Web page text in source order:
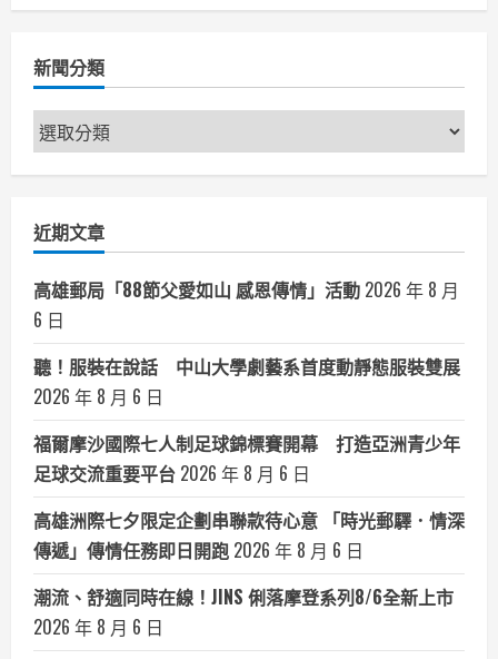
物
優
惠
一
檔
新聞分類
新
聞
近期文章
高雄郵局「88節父愛如山 感恩傳情」活動 2026 年 8 月
6 日
聽！服裝在說話 中山大學劇藝系首度動靜態服裝雙展
2026 年 8 月 6 日
福爾摩沙國際七人制足球錦標賽開幕 打造亞洲青少年
足球交流重要平台 2026 年 8 月 6 日
高雄洲際七夕限定企劃串聯款待心意 「時光郵驛．情深
傳遞」傳情任務即日開跑 2026 年 8 月 6 日
潮流、舒適同時在線！JINS 俐落摩登系列8/6全新上市
2026 年 8 月 6 日